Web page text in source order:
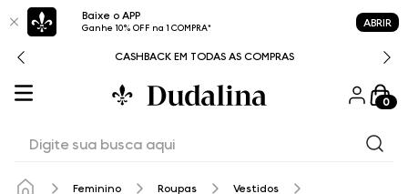
Baixe o APP
Ganhe 10% OFF na 1 COMPRA* ABRIR
CASHBACK EM TODAS AS COMPRAS
0
Feminino Roupas
Vestidos